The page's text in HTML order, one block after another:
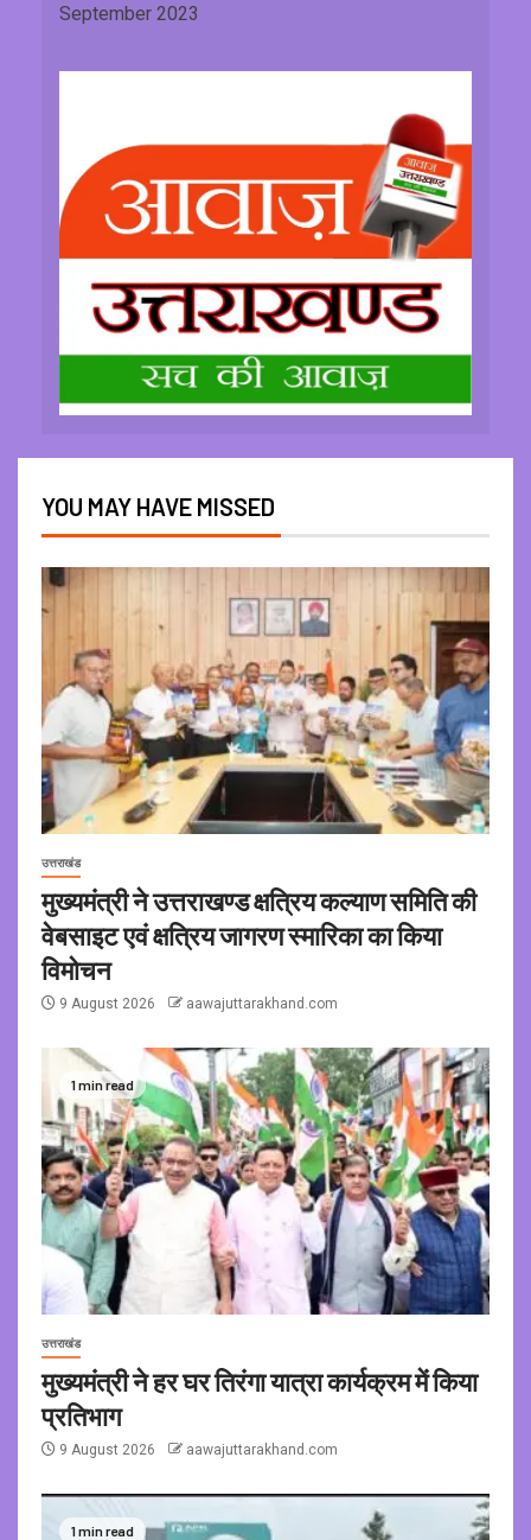
September 2023
YOU MAY HAVE MISSED
उत्तराखंड
मुख्यमंत्री ने उत्तराखण्ड क्षत्रिय कल्याण समिति की
वेबसाइट एवं क्षत्रिय जागरण स्मारिका का किया
विमोचन
9 August 2026 aawajuttarakhand.com
1 min read
उत्तराखंड
मुख्यमंत्री ने हर घर तिरंगा यात्रा कार्यक्रम में किया
प्रतिभाग
9 August 2026 aawajuttarakhand.com
1 min read